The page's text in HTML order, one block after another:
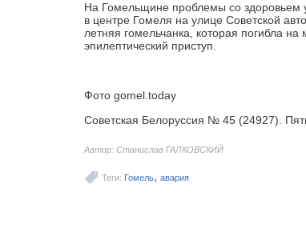
На Гомельщине проблемы со здоровьем
в центре Гомеля на улице Советской
летняя гомельчанка, которая погибла
эпилептический приступ.
Фото gomel.today
Советская Белоруссия № 45 (24927).
Автор: Станислав ГАЛКОВСКИЙ
Теги: Гомель, авария